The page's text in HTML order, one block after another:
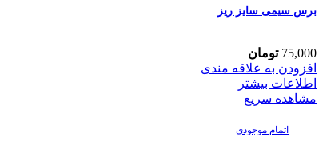
برس سیمی سایز ریز
75,000 تومان
افزودن به علاقه مندی
اطلاعات بیشتر
مشاهده سریع
اتمام موجودی